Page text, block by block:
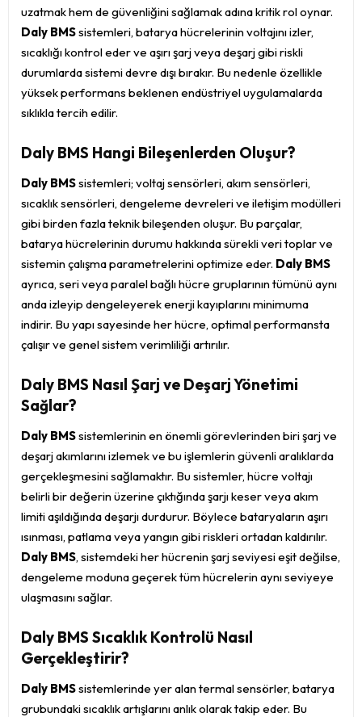
uzatmak hem de güvenliğini sağlamak adına kritik rol oynar.
Daly BMSsistemleri, batarya hücrelerinin voltajını izler,
sıcaklığı kontrol eder ve aşırı şarj veya deşarj gibi riskli
durumlarda sistemi devre dışı bırakır. Bu nedenle özellikle
yüksek performans beklenen endüstriyel uygulamalarda
sıklıkla tercih edilir.
Daly BMS Hangi Bileşenlerden Oluşur?
Daly BMSsistemleri; voltaj sensörleri, akım sensörleri,
sıcaklık sensörleri, dengeleme devreleri ve iletişim modülleri
gibi birden fazla teknik bileşenden oluşur. Bu parçalar,
batarya hücrelerinin durumu hakkında sürekli veri toplar ve
sistemin çalışma parametrelerini optimize eder. Daly BMS
ayrıca, seri veya paralel bağlı hücre gruplarının tümünü aynı
anda izleyip dengeleyerek enerji kayıplarını minimuma
indirir. Bu yapı sayesinde her hücre, optimal performansta
çalışır ve genel sistem verimliliği artırılır.
Daly BMS Nasıl Şarj ve Deşarj Yönetimi
Sağlar?
Daly BMSsistemlerinin en önemli görevlerinden biri şarj ve
deşarj akımlarını izlemek ve bu işlemlerin güvenli aralıklarda
gerçekleşmesini sağlamaktır. Bu sistemler, hücre voltajı
belirli bir değerin üzerine çıktığında şarjı keser veya akım
limiti aşıldığında deşarjı durdurur. Böylece bataryaların aşırı
ısınması, patlama veya yangın gibi riskleri ortadan kaldırılır.
Daly BMS, sistemdeki her hücrenin şarj seviyesi eşit değilse,
dengeleme moduna geçerek tüm hücrelerin aynı seviyeye
ulaşmasını sağlar.
Daly BMS Sıcaklık Kontrolü Nasıl
Gerçekleştirir?
Daly BMSsistemlerinde yer alan termal sensörler, batarya
grubundaki sıcaklık artışlarını anlık olarak takip eder. Bu